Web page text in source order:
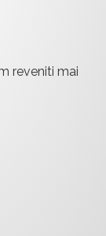
reveniti mai